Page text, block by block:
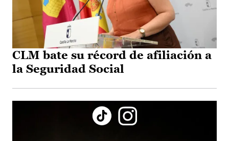
CLM bate su récord de afiliación a
la Seguridad Social